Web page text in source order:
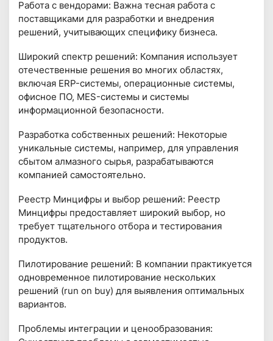
Работа с вендорами: Важна тесная работа с
поставщиками для разработки и внедрения
решений, учитывающих специфику бизнеса.
Широкий спектр решений: Компания использует
отечественные решения во многих областях,
включая ERP-системы, операционные системы,
офисное ПО, MES-системы и системы
информационной безопасности.
Разработка собственных решений: Некоторые
уникальные системы, например, для управления
сбытом алмазного сырья, разрабатываются
компанией самостоятельно.
Реестр Минцифры и выбор решений: Реестр
Минцифры предоставляет широкий выбор, но
требует тщательного отбора и тестирования
продуктов.
Пилотирование решений: В компании практикуется
одновременное пилотирование нескольких
решений (run on buy) для выявления оптимальных
вариантов.
Проблемы интеграции и ценообразования: